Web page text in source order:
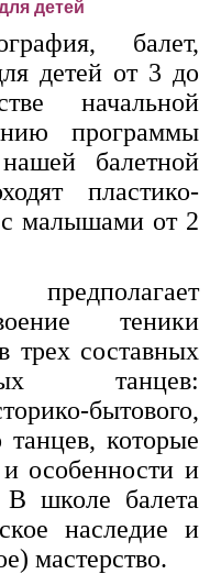
детей
балет,
детей от 3 до
начальной
программы
балетной
пластико-
с малышами от 2
теники
трех составных
танцев:
бытового,
танцев, которые
особенности и
В школе балета
наследие и
мастерство.